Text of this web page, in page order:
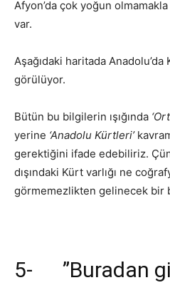
Afyon’da çok yoğun
var.
Aşağıdaki haritada
görülüyor.
Bütün bu bilgilerin ışığında
yerine ‘Anadolu Kürtleri’
gerektiğini ifade edebiliriz.
dışındaki Kürt varlığı ne
görmemezlikten gelinecek bir
5- ”Buradan